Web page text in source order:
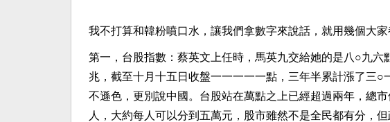
我不打算和韓粉噴口水，讓我們拿數字來說話，就用幾個大家
第一，台股指數：蔡英文上任時，馬英九交給她的是八○九
兆，截至十月十五日收盤一一一一一點，三年半累計漲了三
不遜色，更別說中國。台股站在萬點之上已經超過兩年，總
人，大約每人可以分到五萬元，股市雖然不是全民都有分，